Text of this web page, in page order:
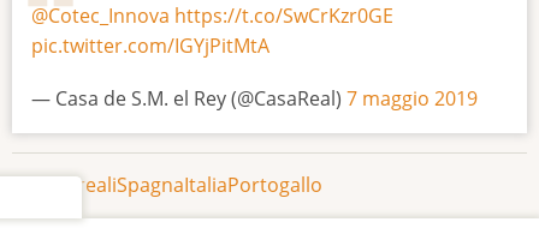
@Cotec_Innova https://t.co/SwCrKzr0GE
pic.twitter.com/IGYjPitMtA
— Casa de S.M. el Rey (@CasaReal) 7 maggio 2019
notizie realiSpagnaItaliaPortogallo